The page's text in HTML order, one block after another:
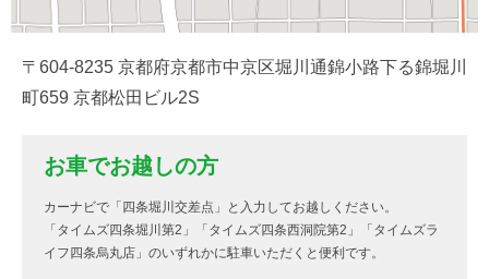
〒604-8235 京都府京都市中京区堀川通錦小路下る錦堀川
町659 京都松田ビル2S
お車でお越しの方
カーナビで「四条堀川交差点」と入力してお越しください。
「タイムズ四条堀川第2」「タイムズ四条西洞院第2」「タイムズラ
イフ四条烏丸店」のいずれかに駐車いただくと便利です。